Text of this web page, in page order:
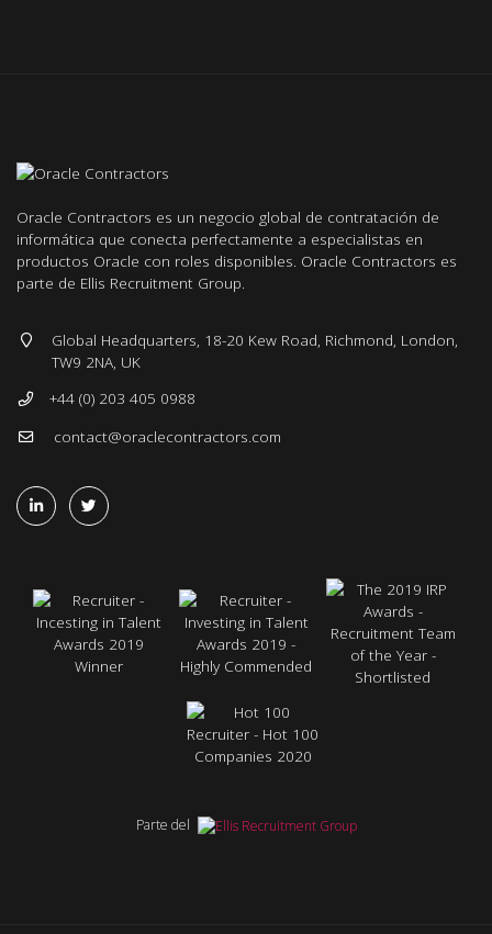
Oracle Contractors es un negocio global de contratación de
informática que conecta perfectamente a especialistas en
productos Oracle con roles disponibles. Oracle Contractors es
parte de Ellis Recruitment Group.
Global Headquarters, 18-20 Kew Road, Richmond, London,
TW9 2NA, UK
+44 (0) 203 405 0988
contact@oraclecontractors.com
Parte del